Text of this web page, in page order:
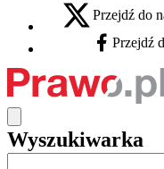
X - otwiera się w nowej
Przejdź do
Facebook -
Przejdź
Wyszukiwarka